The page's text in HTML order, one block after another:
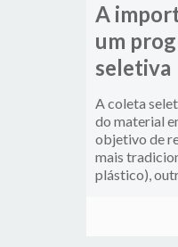
A
um
seletiva
A coleta
do material
objetivo de
mais
plástico),